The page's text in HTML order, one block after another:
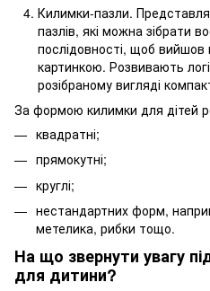
Килимки-пазли.
пазлів, які можна зібрати
послідовності, щоб вийшов
картинкою. Розвивають
розібраному вигляді
За формою килимки для дітей
квадратні;
прямокутні;
круглі;
нестандартних форм,
метелика, рибки тощо.
На що звернути увагу
для дитини?